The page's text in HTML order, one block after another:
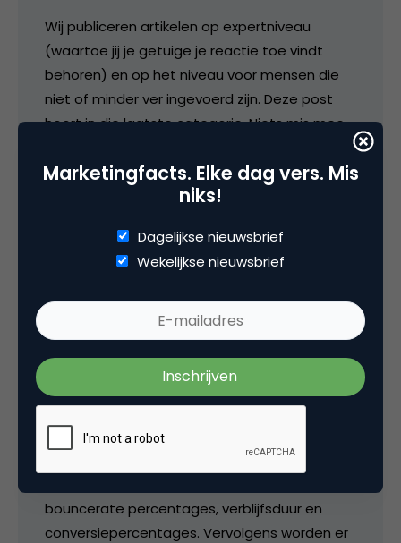
Wij publiceren artikelen op expertniveau
(waartoe jij je getuige je reactie toe vindt
behoren) en op het niveau voor mensen die
niet of minder ver ingevoerd zijn. Deze post
hoort in die laatste categorie. Niets mis mee,
1 november 2013 om 15:14
Daan Walraven
Ik heb onlangs een onderzoek gedaan naar de
werkwijzen en methoden van conversie
optimalisatie bedrijven. Ik kwam erachter dat
veel bedrijven niet kijken naar het waarom. Ze
installeren een webstatistiekenpakket voor de
bouncerate percentages, verblijfsduur en
conversiepercentages. Vervolgens worden er
Marketingfacts. Elke dag vers. Mis
niks!
Dagelijkse nieuwsbrief
Wekelijkse nieuwsbrief